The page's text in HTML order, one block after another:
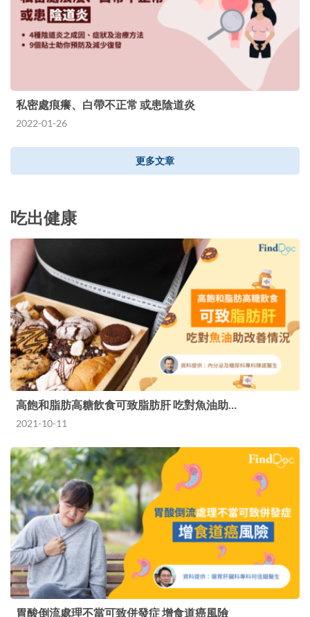
私密處痕癢、白帶不正常 或患陰道炎
2022-01-26
更多文章
吃出健康
高飽和脂肪高糖飲食可致脂肪肝 吃對魚油助…
2021-10-11
胃酸倒流處理不當可致併發症 增食道癌風險